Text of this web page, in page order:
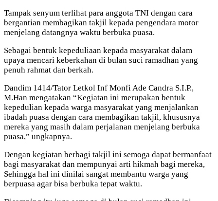
Tampak senyum terlihat para anggota TNI dengan cara
bergantian membagikan takjil kepada pengendara motor
menjelang datangnya waktu berbuka puasa.
Sebagai bentuk kepeduliaan kepada masyarakat dalam
upaya mencari keberkahan di bulan suci ramadhan yang
penuh rahmat dan berkah.
Dandim 1414/Tator Letkol Inf Monfi Ade Candra S.I.P.,
M.Han mengatakan “Kegiatan ini merupakan bentuk
kepedulian kepada warga masyarakat yang menjalankan
ibadah puasa dengan cara membagikan takjil, khususnya
mereka yang masih dalam perjalanan menjelang berbuka
puasa,” ungkapnya.
Dengan kegiatan berbagi takjil ini semoga dapat bermanfaat
bagi masyarakat dan mempunyai arti hikmah bagi mereka,
Sehingga hal ini dinilai sangat membantu warga yang
berpuasa agar bisa berbuka tepat waktu.